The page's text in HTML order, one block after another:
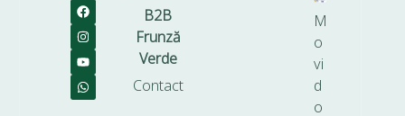
B2B
Frunză
Verde
Contact
M
o
vi
d
o